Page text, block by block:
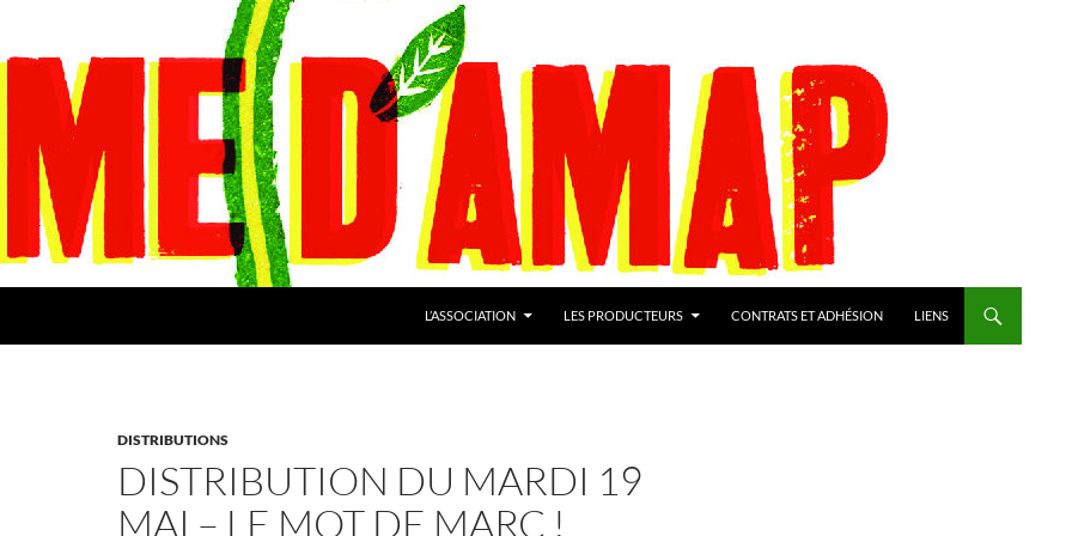
L’ASSOCIATION LES PRODUCTEURS CONTRATS ET ADHÉSION LIENS
DISTRIBUTIONS
DISTRIBUTION DU MARDI 19
MAI – LE MOT DE MARC !